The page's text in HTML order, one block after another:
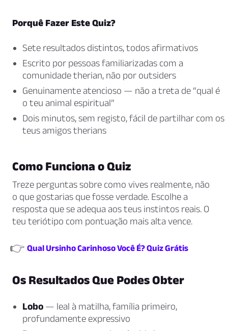
Porquê Fazer Este Quiz?
Sete resultados distintos, todos afirmativos
Escrito por pessoas familiarizadas com a
comunidade therian, não por outsiders
Genuinamente atencioso — não a treta de “qual é
o teu animal espiritual”
Dois minutos, sem registo, fácil de partilhar com os
teus amigos therians
Como Funciona o Quiz
Treze perguntas sobre como vives realmente, não
o que gostarias que fosse verdade. Escolhe a
resposta que se adequa aos teus instintos reais. O
teu teriótipo com pontuação mais alta vence.
👉 Qual Ursinho Carinhoso Você É? Quiz Grátis
Os Resultados Que Podes Obter
Lobo — leal à matilha, família primeiro,
profundamente expressivo